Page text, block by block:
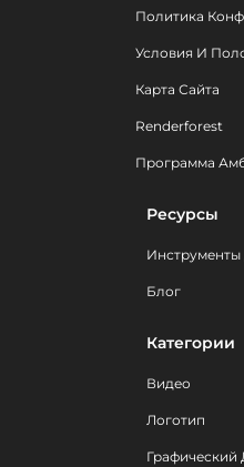
Политика
Условия И
Карта Сайта
Renderforest
Программа
Ресурсы
Блог
Категории
Видео
Логотип
Графический